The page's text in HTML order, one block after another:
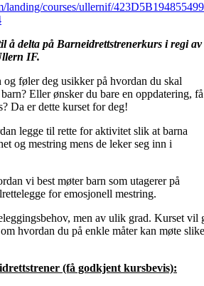
landing/courses/ullernif/
å delta på Barneidrettstrenerkurs i regi av
IF.
føler deg usikker på hvordan du skal
Eller ønsker du bare en oppdatering, få
Da er dette kurset for deg!
legge til rette for aktivitet slik at barna
og mestring mens de leker seg inn i
vi best møter barn som utagerer på
for emosjonell mestring.
men av ulik grad. Kurset vil
hvordan du på enkle måter kan møte slike
(få godkjent kursbevis):